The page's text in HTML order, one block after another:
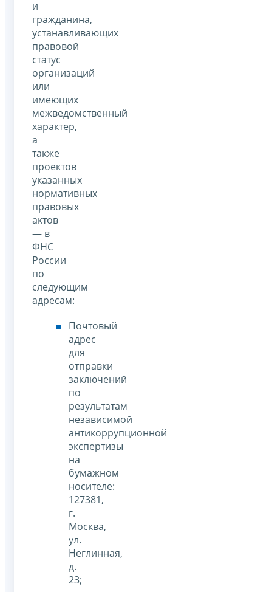
и
гражданина,
устанавливающих
правовой
статус
организаций
или
имеющих
межведомственный
характер,
а
также
проектов
указанных
нормативных
правовых
актов
— в
ФНС
России
по
следующим
адресам:
Почтовый
адрес
для
отправки
заключений
по
результатам
независимой
антикоррупционной
экспертизы
на
бумажном
носителе:
127381,
г.
Москва,
ул.
Неглинная,
д.
23;